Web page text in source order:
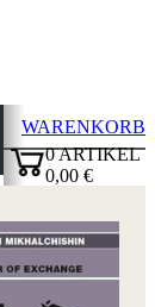
WARENKORB
0ARTIKEL
0,00 €